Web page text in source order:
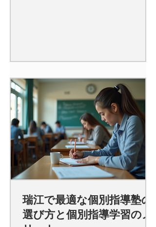
瑞江で最適な個別指導塾の
選び方と個別指導学習のメ